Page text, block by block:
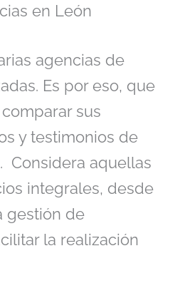
en León
agencias de
Es por eso, que
sus
y testimonios de
Considera aquellas
integrales, desde
gestión de
la realización